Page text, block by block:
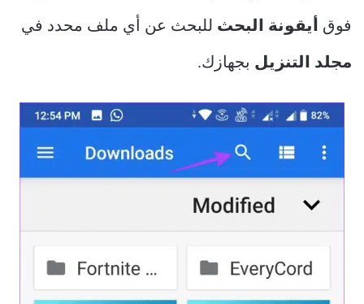
فوق أيقونة البحث للبحث عن أي ملف محدد في
مجلد التنزيل بجهازك.